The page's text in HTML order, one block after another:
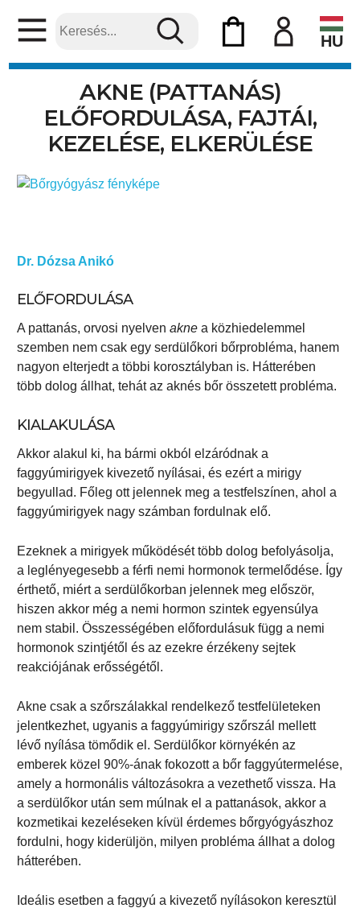
HU
AKNE (PATTANÁS)
ELŐFORDULÁSA, FAJTÁI,
KEZELÉSE, ELKERÜLÉSE
Dr. Dózsa Anikó
ELŐFORDULÁSA
A pattanás, orvosi nyelvenakne a közhiedelemmel
szemben nem csak egy serdülőkori bőrprobléma, hanem
nagyon elterjedt a többi korosztályban is. Hátterében
több dolog állhat, tehát az aknés bőr összetett probléma.
KIALAKULÁSA
Akkor alakul ki, ha bármi okból elzáródnak a
faggyúmirigyek kivezető nyílásai, és ezért a mirigy
begyullad. Főleg ott jelennek meg a testfelszínen, ahol a
faggyúmirigyek nagy számban fordulnak elő.
Ezeknek a mirigyek működését több dolog befolyásolja,
a leglényegesebb a férfi nemi hormonok termelődése. Így
érthető, miért a serdülőkorban jelennek meg először,
hiszen akkor még a nemi hormon szintek egyensúlya
nem stabil. Összességében előfordulásuk függ a nemi
hormonok szintjétől és az ezekre érzékeny sejtek
reakciójának erősségétől.
Akne csak a szőrszálakkal rendelkező testfelületeken
jelentkezhet, ugyanis a faggyúmirigy szőrszál mellett
lévő nyílása tömődik el. Serdülőkor környékén az
emberek közel 90%-ának fokozott a bőr faggyútermelése,
amely a hormonális változásokra a vezethető vissza. Ha
a serdülőkor után sem múlnak el a pattanások, akkor a
kozmetikai kezeléseken kívül érdemes bőrgyógyászhoz
fordulni, hogy kiderüljön, milyen probléma állhat a dolog
hátterében.
Ideális esetben a faggyú a kivezető nyílásokon keresztül